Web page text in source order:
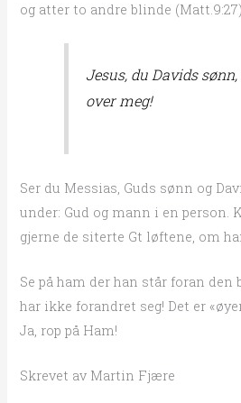
og atter to andre blinde
Jesus, du Davids
over meg!
Ser du Messias, Guds sønn og
under: Gud og mann i en person.
gjerne de siterte Gt løftene, om
Se på ham der han står foran den
har ikke forandret seg! Det er
Ja, rop på Ham!
Skrevet av Martin Fjære